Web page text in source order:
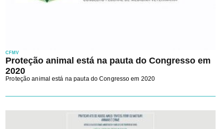
CFMV
Proteção animal está na pauta do Congresso em
2020
Proteção animal está na pauta do Congresso em 2020